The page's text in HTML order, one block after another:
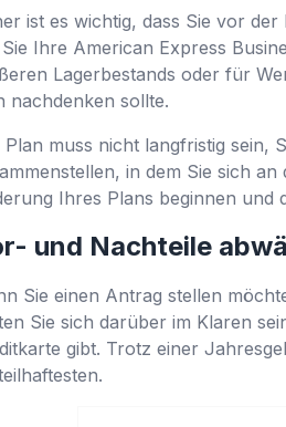
ist es wichtig, dass Sie vor
Ihre American Express
Lagerbestands oder für
nachdenken sollte.
Plan muss nicht langfristig sein,
in dem Sie sich
Ihres Plans beginnen und
und Nachteile
Sie einen Antrag stellen
Sie sich darüber im Klaren
gibt. Trotz einer